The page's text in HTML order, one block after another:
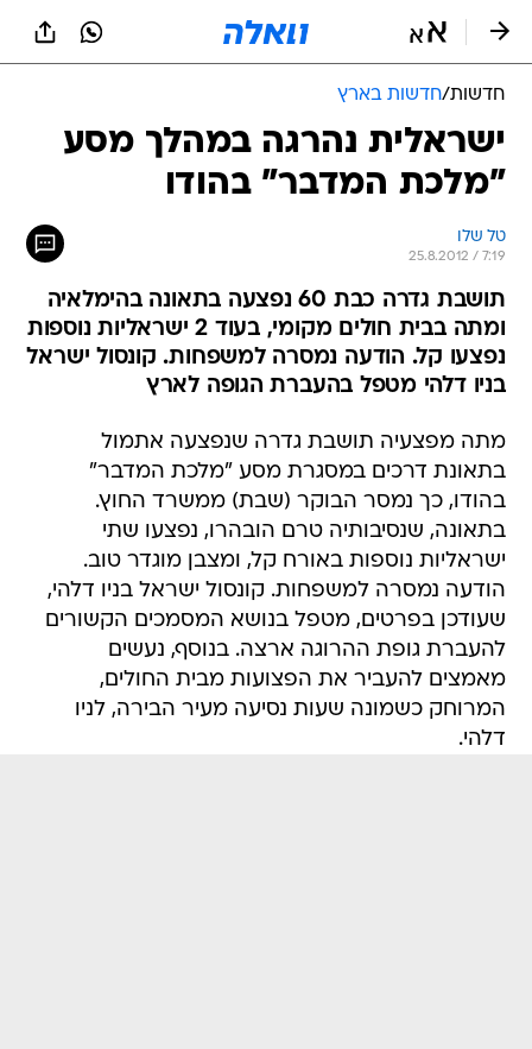
חדשות/חדשות בארץ
ישראלית נהרגה במהלך מסע
"מלכת המדבר" בהודו
טל שלו
25.8.2012 / 7:19
תושבת גדרה כבת 60 נפצעה בתאונה בהימלאיה
ומתה בבית חולים מקומי, בעוד 2 ישראליות נוספות
נפצעו קל. הודעה נמסרה למשפחות. קונסול ישראל
בניו דלהי מטפל בהעברת הגופה לארץ
מתה מפצעיה תושבת גדרה שנפצעה אתמול
בתאונת דרכים במסגרת מסע "מלכת המדבר"
בהודו, כך נמסר הבוקר (שבת) ממשרד החוץ.
בתאונה, שנסיבותיה טרם הובהרו, נפצעו שתי
ישראליות נוספות באורח קל, ומצבן מוגדר טוב.
הודעה נמסרה למשפחות. קונסול ישראל בניו דלהי,
שעודכן בפרטים, מטפל בנושא המסמכים הקשורים
להעברת גופת ההרוגה ארצה. בנוסף, נעשים
מאמצים להעביר את הפצועות מבית החולים,
המרוחק כשמונה שעות נסיעה מעיר הבירה, לניו
דלהי.